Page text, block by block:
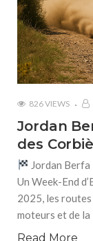
826 VIEWS
Jordan
des
Jordan
Un Week-End
2025, les routes
moteurs et de la
Read More